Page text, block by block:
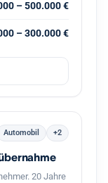
– 500.000 €
– 300.000 €
Automobil +2
20 Jahre